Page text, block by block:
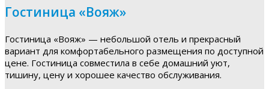
Гостиница «Вояж»
Гостиница «Вояж» — небольшой отель и прекрасный
вариант для комфортабельного размещения по доступной
цене. Гостиница совместила в себе домашний уют,
тишину, цену и хорошее качество обслуживания.